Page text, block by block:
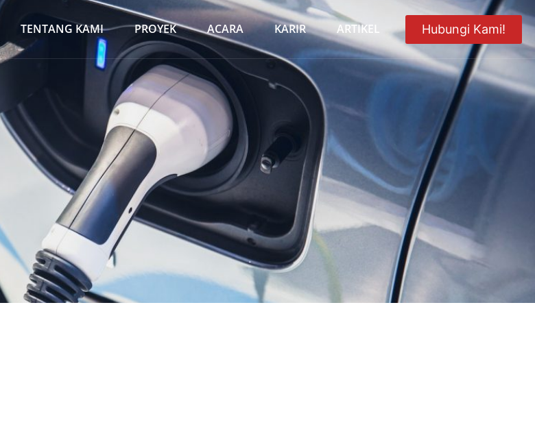
TENTANG KAMI PROYEK ACARA KARIR ARTIKEL Hubungi Kami!